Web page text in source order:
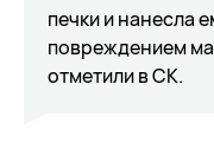
печки и нанесла
повреждением
отметили в СК.